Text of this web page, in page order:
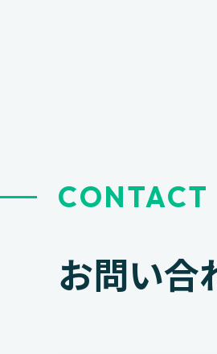
CONTACT
お問い合